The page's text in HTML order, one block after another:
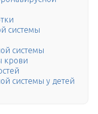
системы
системы
крови
системы у детей